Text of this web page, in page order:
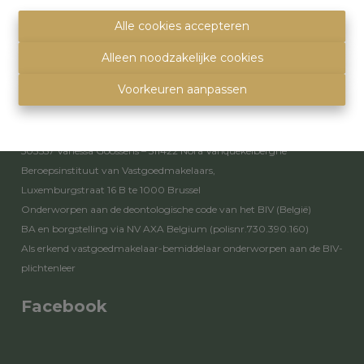
Alle cookies accepteren
Alleen noodzakelijke cookies
Voorkeuren aanpassen
Privacy statement
Toezichthoudende autoriteit
503557 Vanessa Goossens – 511422 Nora Vanquekelberghe
Beroepsinstituut van Vastgoedmakelaars,
Luxemburgstraat 16 B te 1000 Brussel
Onderworpen aan de deontologische code van het BIV (België)
BA en borgstelling via NV AXA Belgium (polisnr.730.390.160)
Als erkend vastgoedmakelaar-bemiddelaar onderworpen aan de BIV-
plichtenleer
Facebook